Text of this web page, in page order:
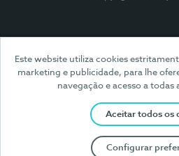
Este website utiliza cookies
marketing e publicidade, para lhe
navegação e acesso a todas
Aceitar todos os
Configurar